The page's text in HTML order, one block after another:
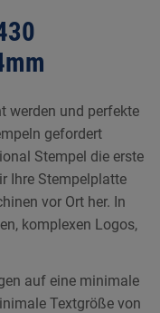
werden und perfekte
gefordert
Stempel die erste
Ihre Stempelplatte
vor Ort her. In
komplexen Logos,
auf eine minimale
Textgröße von